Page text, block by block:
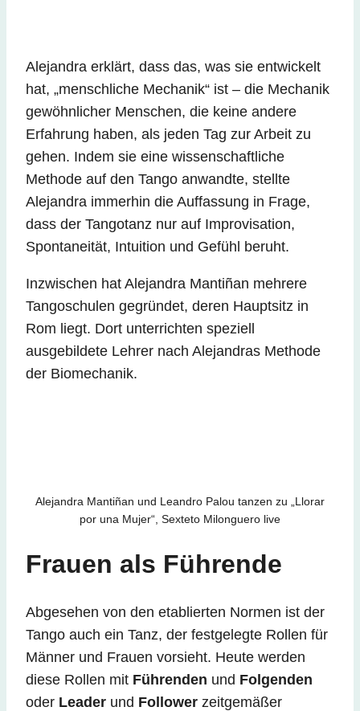
Alejandra erklärt, dass das, was sie entwickelt
hat, „menschliche Mechanik“ ist – die Mechanik
gewöhnlicher Menschen, die keine andere
Erfahrung haben, als jeden Tag zur Arbeit zu
gehen. Indem sie eine wissenschaftliche
Methode auf den Tango anwandte, stellte
Alejandra immerhin die Auffassung in Frage,
dass der Tangotanz nur auf Improvisation,
Spontaneität, Intuition und Gefühl beruht.
Inzwischen hat Alejandra Mantiñan mehrere
Tangoschulen gegründet, deren Hauptsitz in
Rom liegt. Dort unterrichten speziell
ausgebildete Lehrer nach Alejandras Methode
der Biomechanik.
Alejandra Mantiñan und Leandro Palou tanzen zu „Llorar
por una Mujer“, Sexteto Milonguero live
Frauen als Führende
Abgesehen von den etablierten Normen ist der
Tango auch ein Tanz, der festgelegte Rollen für
Männer und Frauen vorsieht. Heute werden
diese Rollen mit Führenden und Folgenden
oder Leader und Follower zeitgemäßer